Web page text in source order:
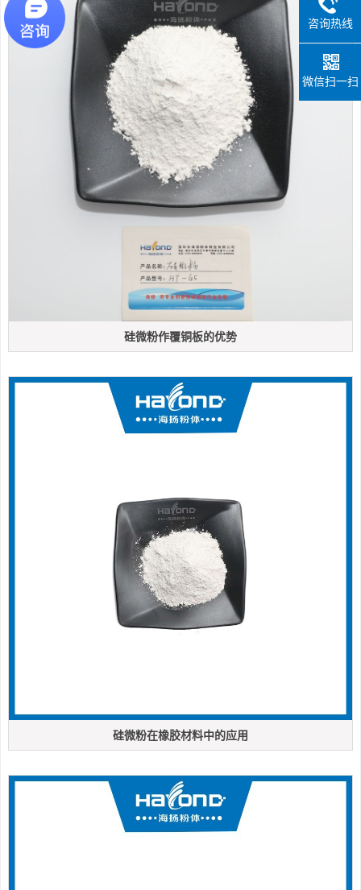
硅微粉作覆铜板的优势
硅微粉在橡胶材料中的应用
咨询热线
微信扫一扫